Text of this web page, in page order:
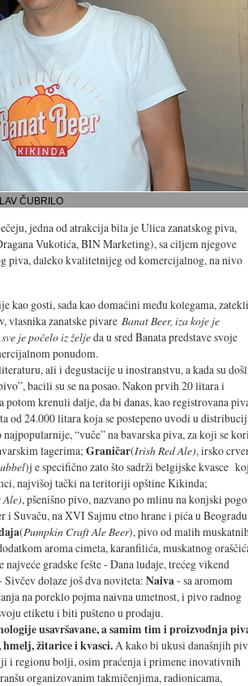
ČUBRILO
jedna od atrakcija bila je Ulica zanatskog piva,
Vukotića, BIN Marketing), sa ciljem njegove
piva, daleko kvalitetnijeg od komercijalnog, na nivo
gosti, sada kao domaćini među kolegama,
vlasnika zanatske pivare Banat Beer, iza koje je
je počelo iz željeda u sred Banata predstave svoje
ponudom.
ali i degustacije u inostranstvu, a kada su
bacili su se na posao. Nakon prvih 20 litara i
krenuli dalje, da bi danas, kao registrovana
od 24.000 litara koja se postepeno uvodi u
“vuče” na bavarska piva, za koji se
lagerima; Graničar(Irish Red Ale), irsko
)j e specifično zato što sadrži belgijske kvasce
najvišoj tački na teritoriji opštine Kikinda;
Ale), pšenišno pivo, nazvano po mlinu na konjski
i Suvaču, na XVI Sajmu etno hrane i pića u Beogradu
(Pumpkin Craft Ale Beer), pivo od malih
aroma cimeta, karanfilića, muskatnog
gradske fešte - Dana ludaje, trećeg vikend
dolaze još dva noviteta: Naiva- sa aromom
na poreklo pojma naivna umetnost, i pivo radnog
etiketu i biti pušteno u prodaju.
usavršavane, a samim tim i proizvodnja
hmelj, žitarice i kvasci.A kako bi ukusi današnjih
i regionu bolji, osim praćenja i primene inovativnih
organizovanim takmičenjima, radionicama,